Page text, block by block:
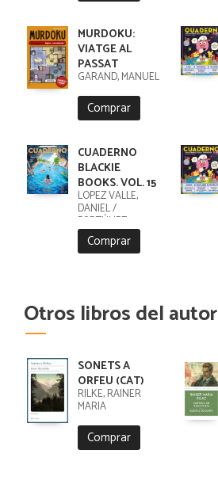
MURDOKU:
VIATGE AL
PASSAT
GARAND, MANUEL
Comprar
CUADERNO
BLACKIE
BOOKS. VOL. 15
LÓPEZ VALLE,
DANIEL /
FORTÚNEZ,
CRISTOBAL
Comprar
Otros libros del autor
SONETS A
ORFEU (CAT)
RILKE, RAINER
MARIA
Comprar